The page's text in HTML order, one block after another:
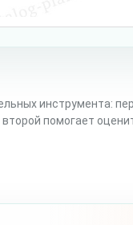
инструмента:
второй помогает